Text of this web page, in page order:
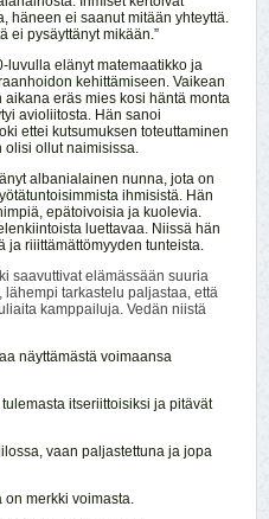
häneen ei saanut mitään yhteyttä.
ei pysäyttänyt mikään.”
luvulla elänyt matemaatikko ja
kehittämiseen. Vaikean
eräs mies kosi häntä monta
avioliitosta. Hän sanoi
ettei kutsumuksen toteuttaminen
olisi ollut naimisissa.
albanialainen nunna, jota on
ihmisistä. Hän
epätoivoisia ja kuolevia.
luettavaa. Niissä hän
ja riiittämättömyyden tunteista.
saavuttivat elämässään suuria
tarkastelu paljastaa, että
kamppailuja. Vedän niistä
näyttämästä voimaansa
itseriittoisiksi ja pitävät
vaan paljastettuna ja jopa
on merkki voimasta.